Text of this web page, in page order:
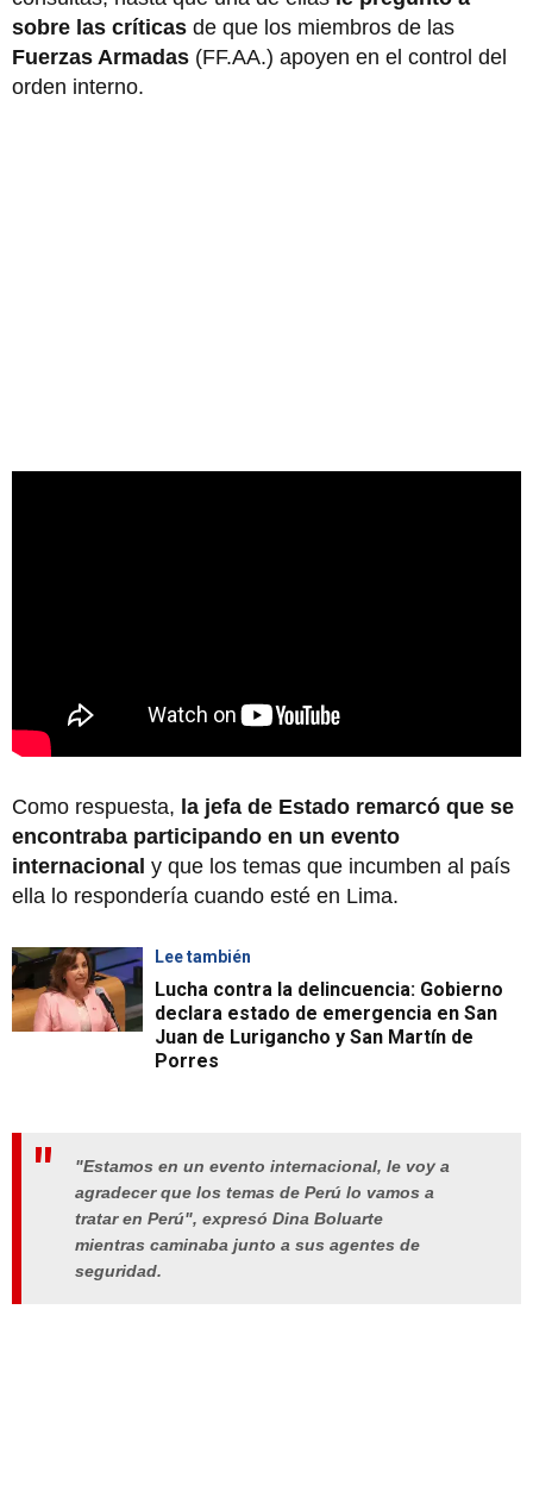
sobre las críticas de que los miembros de las
Fuerzas Armadas (FF.AA.) apoyen en el control del
orden interno.
Como respuesta, la jefa de Estado remarcó que se
encontraba participando en un evento
internacional y que los temas que incumben al país
ella lo respondería cuando esté en Lima.
Lee también
Lucha contra la delincuencia: Gobierno
declara estado de emergencia en San
Juan de Lurigancho y San Martín de
Porres
"Estamos en un evento internacional, le voy a
agradecer que los temas de Perú lo vamos a
tratar en Perú", expresó Dina Boluarte
mientras caminaba junto a sus agentes de
seguridad.